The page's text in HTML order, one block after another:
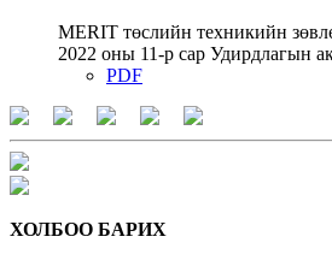
MERIT төслийн техникийн
2022 оны 11-р сар Удирдлагын
PDF
ХОЛБОО БАРИХ